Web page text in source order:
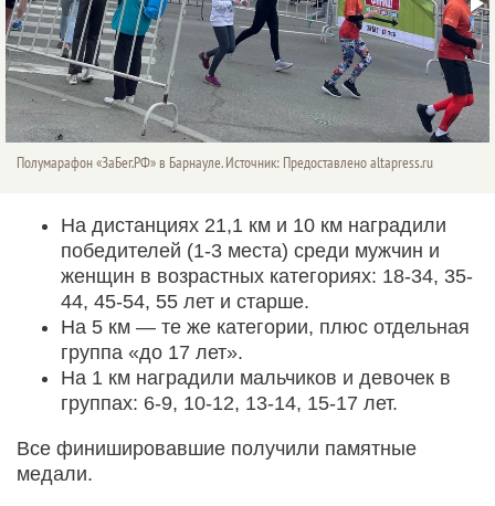
Полумарафон «ЗаБег.РФ» в Барнауле. Источник: Предоставлено altapress.ru
На дистанциях 21,1 км и 10 км наградили
победителей (1-3 места) среди мужчин и
женщин в возрастных категориях: 18-34, 35-
44, 45-54, 55 лет и старше.
На 5 км — те же категории, плюс отдельная
группа «до 17 лет».
На 1 км наградили мальчиков и девочек в
группах: 6-9, 10-12, 13-14, 15-17 лет.
Все финишировавшие получили памятные
медали.